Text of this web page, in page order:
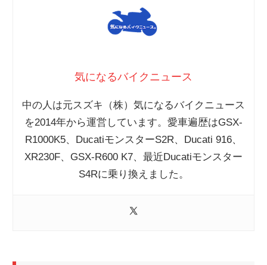
気になるバイクニュース
中の人は元スズキ（株）気になるバイクニュース
を2014年から運営しています。愛車遍歴はGSX-
R1000K5、DucatiモンスターS2R、Ducati 916、
XR230F、GSX-R600 K7、最近Ducatiモンスター
S4Rに乗り換えました。